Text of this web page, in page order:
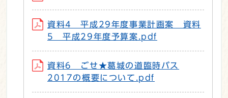
資料4 平成29年度事業計画案 資料
5 平成29年度予算案.pdf
資料6 ごせ★葛城の道臨時バス
2017の概要について.pdf